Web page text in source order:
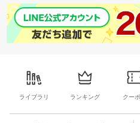
ライブラリ ランキング クー